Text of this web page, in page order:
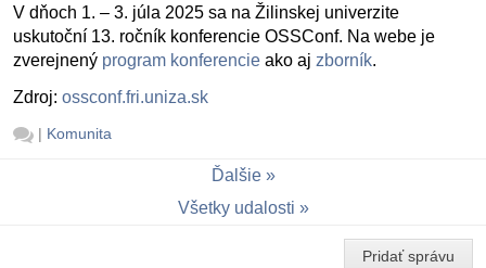
V dňoch 1. – 3. júla 2025 sa na Žilinskej univerzite
uskutoční 13. ročník konferencie OSSConf. Na webe je
zverejnený program konferencie ako aj zborník.
Zdroj: ossconf.fri.uniza.sk
| Komunita
Ďalšie
Všetky udalosti
Pridať správu